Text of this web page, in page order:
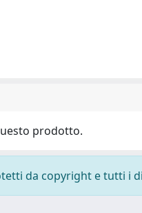
prodotto.
da copyright e tutti i